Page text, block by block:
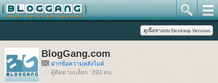
BlogGang.com
ฝากข้อความหลังไมค์
ผู้ติดตามบล็อก : 893 คน